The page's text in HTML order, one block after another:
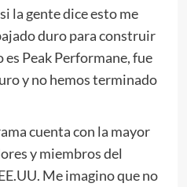
la gente dice esto me
duro para construir
Peak Performane, fue
y no hemos terminado
cuenta con la mayor
y miembros del
Me imagino que no